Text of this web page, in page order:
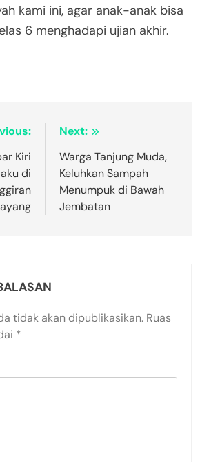
kami ini, agar anak-anak bisa
6 menghadapi ujian akhir.
Kiri
di
Next:
Warga Tanjung Muda,
Keluhkan Sampah
Menumpuk di Bawah
Jembatan
tidak akan dipublikasikan. Ruas
*